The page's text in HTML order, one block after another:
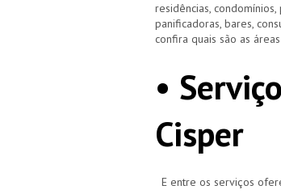
residências,
panificadoras, bares,
confira quais são as
•
Cisper
E entre os serviços